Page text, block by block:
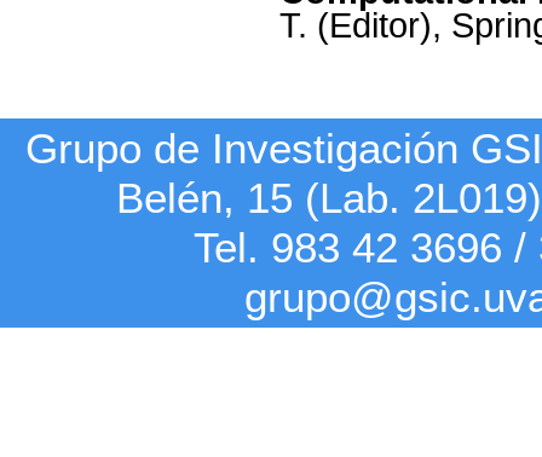
T. (Editor),
Grupo de Investigación
Belén, 15 (Lab. 2L019)
Tel. 983 42 3696 /